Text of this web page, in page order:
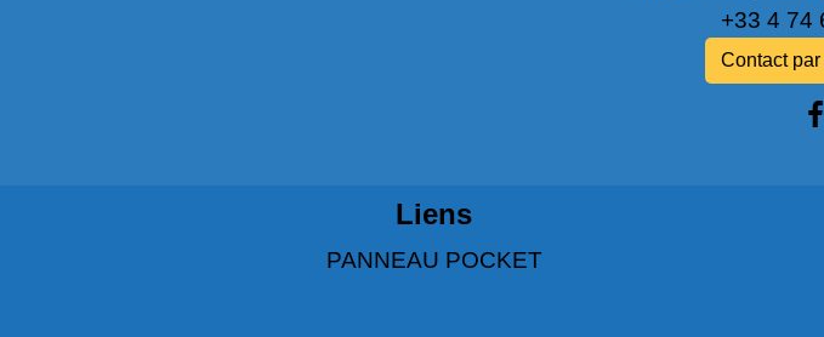
+33 4 74
Contact
Liens
PANNEAU POCKET